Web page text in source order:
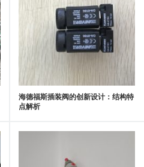
海德福斯插装阀的创新设计：结构特
点解析